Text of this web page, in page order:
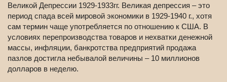
Великой Депрессии 1929-1933гг. Великая депрессия – это
период спада всей мировой экономики в 1929-1940 г., хотя
сам термин чаще употребляется по отношению к США. В
условиях перепроизводства товаров и нехватки денежной
массы, инфляции, банкротства предприятий продажа
пазлов достигла небывалой величины – 10 миллионов
долларов в неделю.